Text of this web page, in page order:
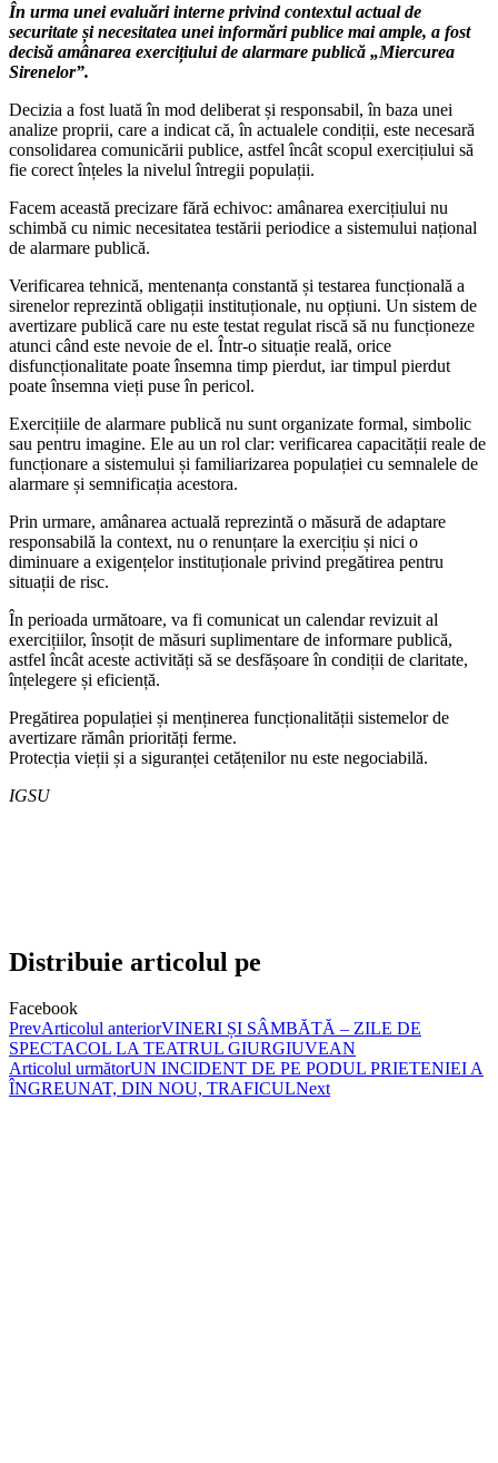
În urma unei evaluări interne privind contextul actual de
securitate și necesitatea unei informări publice mai ample, a fost
decisă amânarea exercițiului de alarmare publică „Miercurea
Sirenelor”.
Decizia a fost luată în mod deliberat și responsabil, în baza unei
analize proprii, care a indicat că, în actualele condiții, este necesară
consolidarea comunicării publice, astfel încât scopul exercițiului să
fie corect înțeles la nivelul întregii populații.
Facem această precizare fără echivoc: amânarea exercițiului nu
schimbă cu nimic necesitatea testării periodice a sistemului național
de alarmare publică.
Verificarea tehnică, mentenanța constantă și testarea funcțională a
sirenelor reprezintă obligații instituționale, nu opțiuni. Un sistem de
avertizare publică care nu este testat regulat riscă să nu funcționeze
atunci când este nevoie de el. Într-o situație reală, orice
disfuncționalitate poate însemna timp pierdut, iar timpul pierdut
poate însemna vieți puse în pericol.
Exercițiile de alarmare publică nu sunt organizate formal, simbolic
sau pentru imagine. Ele au un rol clar: verificarea capacității reale de
funcționare a sistemului și familiarizarea populației cu semnalele de
alarmare și semnificația acestora.
Prin urmare, amânarea actuală reprezintă o măsură de adaptare
responsabilă la context, nu o renunțare la exercițiu și nici o
diminuare a exigențelor instituționale privind pregătirea pentru
situații de risc.
În perioada următoare, va fi comunicat un calendar revizuit al
exercițiilor, însoțit de măsuri suplimentare de informare publică,
astfel încât aceste activități să se desfășoare în condiții de claritate,
înțelegere și eficiență.
Pregătirea populației și menținerea funcționalității sistemelor de
avertizare rămân priorități ferme.
Protecția vieții și a siguranței cetățenilor nu este negociabilă.
IGSU
Distribuie articolul pe
Facebook
PrevArticolul anteriorVINERI ȘI SÂMBĂTĂ – ZILE DE
SPECTACOL LA TEATRUL GIURGIUVEAN
Articolul următorUN INCIDENT DE PE PODUL PRIETENIEI A
ÎNGREUNAT, DIN NOU, TRAFICULNext